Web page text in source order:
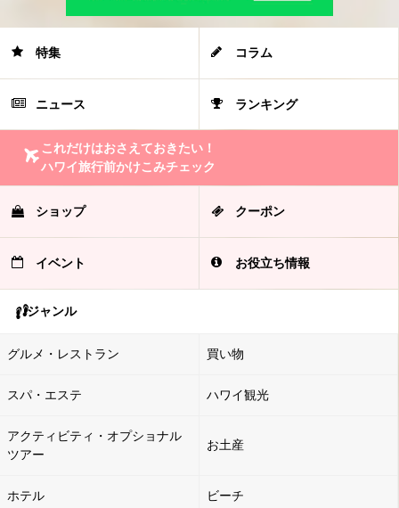
特集 コラム
ニュース ランキング
これだけはおさえておきたい！
ハワイ旅行前かけこみチェック
ショップ クーポン
イベント お役立ち情報
ジャンル
グルメ・レストラン 買い物
スパ・エステ ハワイ観光
アクティビティ・オプショナル
ツアー
お土産
ホテル ビーチ